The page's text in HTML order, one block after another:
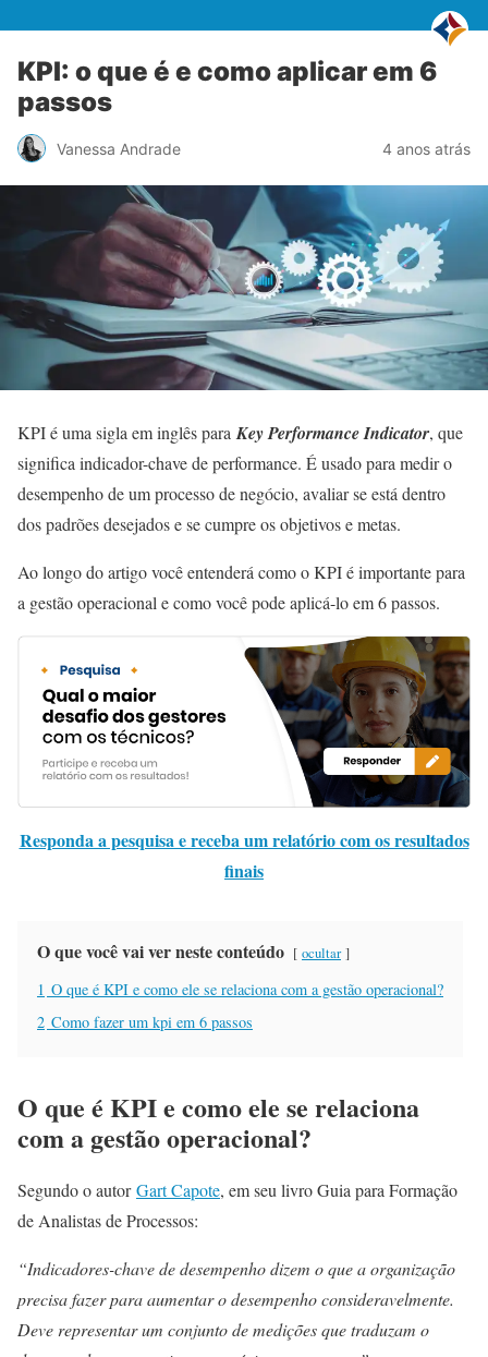
KPI: o que é e como aplicar em 6
passos
Vanessa Andrade 4 anos atrás
KPI é uma sigla em inglês para Key Performance Indicator, que
significa indicador-chave de performance. É usado para medir o
desempenho de um processo de negócio, avaliar se está dentro
dos padrões desejados e se cumpre os objetivos e metas.
Ao longo do artigo você entenderá como o KPI é importante para
a gestão operacional e como você pode aplicá-lo em 6 passos.
Responda a pesquisa e receba um relatório com os resultados
finais
O que você vai ver neste conteúdo ocultar
1 O que é KPI e como ele se relaciona com a gestão operacional?
2 Como fazer um kpi em 6 passos
O que é KPI e como ele se relaciona
com a gestão operacional?
Segundo o autorGart Capote, em seu livro Guia para Formação
de Analistas de Processos:
“Indicadores-chave de desempenho dizem o que a organização
precisa fazer para aumentar o desempenho consideravelmente.
Deve representar um conjunto de medições que traduzam o